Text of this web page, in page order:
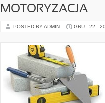
MOTORYZACJA
POSTED BY ADMIN GRU - 22 -